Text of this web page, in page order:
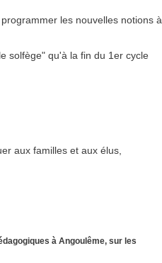
les nouvelles notions à
solfège" qu'à la fin du 1er cycle
aux familles et aux élus,
à Angoulême, sur les